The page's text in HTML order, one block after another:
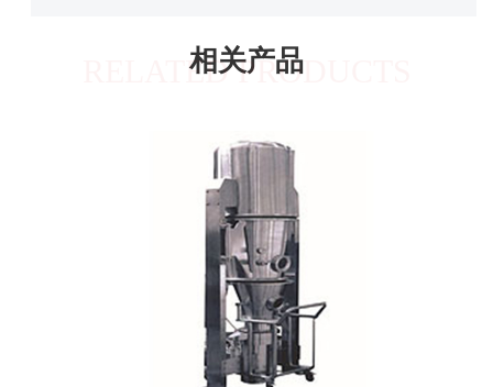
相关产品
RELATED PRODUCTS